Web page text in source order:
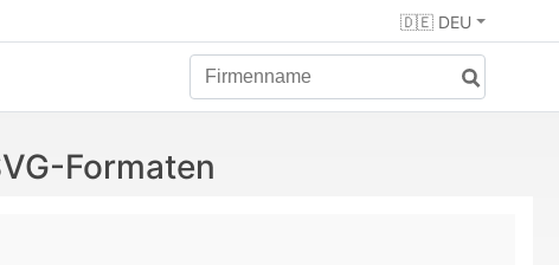
🇩🇪 DEU
Formaten